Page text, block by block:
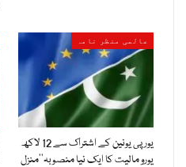
عالمی منظر نامہ
یورپی یونین کے اشتراک سے 12 لاکھ
یورو مالیت کا ایک نیا منصوبہ’’منزل